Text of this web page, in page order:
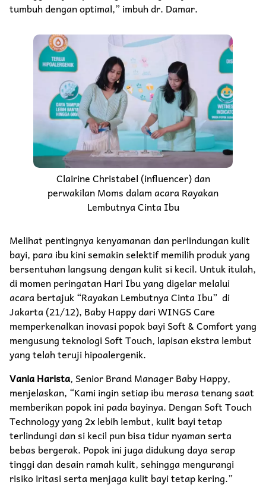
tumbuh dengan optimal,” imbuh dr. Damar.
Clairine Christabel (influencer) dan
perwakilan Moms dalam acara Rayakan
Lembutnya Cinta Ibu
Melihat pentingnya kenyamanan dan perlindungan kulit
bayi, para ibu kini semakin selektif memilih produk yang
bersentuhan langsung dengan kulit si kecil. Untuk itulah,
di momen peringatan Hari Ibu yang digelar melalui
acara bertajuk “Rayakan Lembutnya Cinta Ibu” di
Jakarta (21/12), Baby Happy dari WINGS Care
memperkenalkan inovasi popok bayi Soft & Comfort yang
mengusung teknologi Soft Touch, lapisan ekstra lembut
yang telah teruji hipoalergenik.
Vania Harista, Senior Brand Manager Baby Happy,
menjelaskan, “Kami ingin setiap ibu merasa tenang saat
memberikan popok ini pada bayinya. Dengan Soft Touch
Technology yang 2x lebih lembut, kulit bayi tetap
terlindungi dan si kecil pun bisa tidur nyaman serta
bebas bergerak. Popok ini juga didukung daya serap
tinggi dan desain ramah kulit, sehingga mengurangi
risiko iritasi serta menjaga kulit bayi tetap kering.”